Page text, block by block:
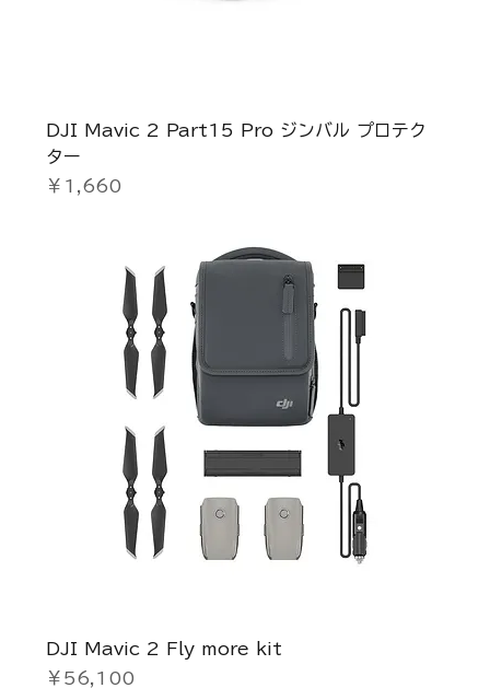
DJI Mavic 2 Part15 Pro ジンバル プロテク
ター
価格
￥1,660
DJI Mavic 2 Fly more kit
価格
￥56,100